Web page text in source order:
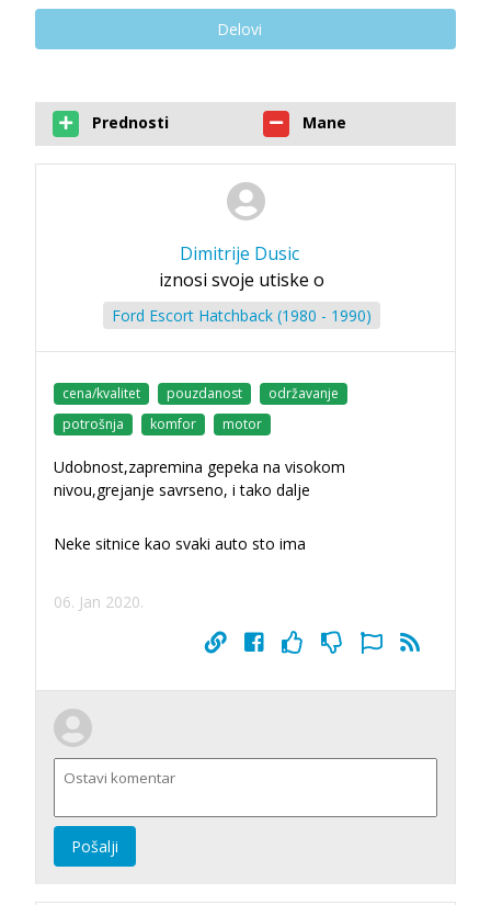
Delovi
Prednosti Mane
Dimitrije Dusic
iznosi svoje utiske o
Ford Escort Hatchback (1980 - 1990)
cena/kvalitet pouzdanost
održavanje
potrošnja
komfor motor
Udobnost,zapremina gepeka na visokom
nivou,grejanje savrseno, i tako dalje
Neke sitnice kao svaki auto sto ima
06. Jan 2020.
Pošalji